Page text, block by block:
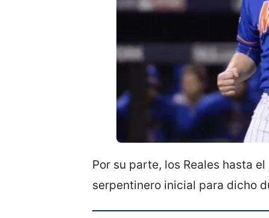
Por su parte, los Reales hasta
serpentinero inicial para dicho